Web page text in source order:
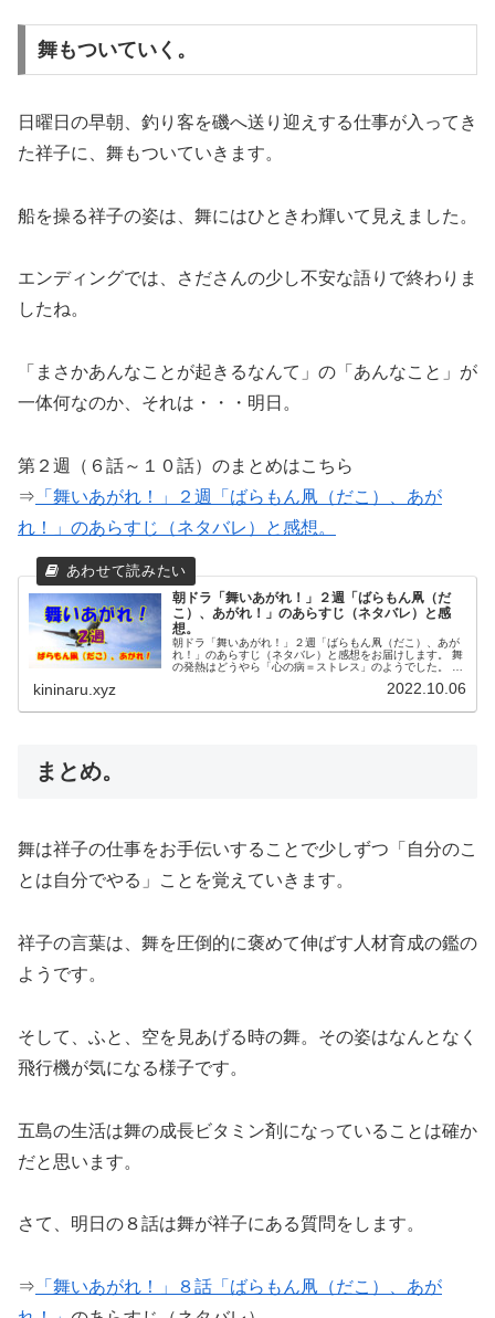
舞もついていく。
日曜日の早朝、釣り客を磯へ送り迎えする仕事が入ってき
た祥子に、舞もついていきます。
船を操る祥子の姿は、舞にはひときわ輝いて見えました。
エンディングでは、さださんの少し不安な語りで終わりま
したね。
「まさかあんなことが起きるなんて」の「あんなこと」が
一体何なのか、それは・・・明日。
第２週（６話～１０話）のまとめはこちら
⇒ 「舞いあがれ！」２週「ばらもん凧（だこ）、あが
れ！」のあらすじ（ネタバレ）と感想。
朝ドラ「舞いあがれ！」２週「ばらもん凧（だ
こ）、あがれ！」のあらすじ（ネタバレ）と感
想。
朝ドラ「舞いあがれ！」２週「ばらもん凧（だこ）、あが
れ！」のあらすじ（ネタバレ）と感想をお届けします。 舞
の発熱はどうやら「心の病＝ストレス」のようでした。 め
とで 発熱の症状を止めることができるでしょうか？
kininaru.xyz 2022.10.06
まとめ。
舞は祥子の仕事をお手伝いすることで少しずつ「自分のこ
とは自分でやる」ことを覚えていきます。
祥子の言葉は、舞を圧倒的に褒めて伸ばす人材育成の鑑の
ようです。
そして、ふと、空を見あげる時の舞。その姿はなんとなく
飛行機が気になる様子です。
五島の生活は舞の成長ビタミン剤になっていることは確か
だと思います。
さて、明日の８話は舞が祥子にある質問をします。
⇒ 「舞いあがれ！」８話「ばらもん凧（だこ）、あが